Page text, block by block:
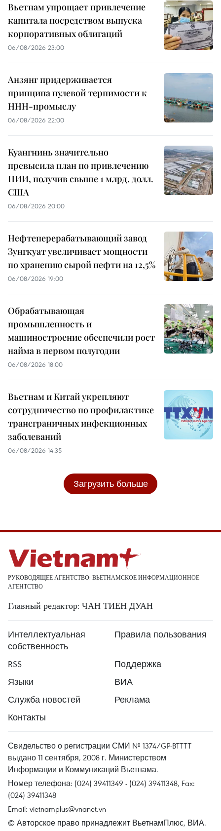
Вьетнам упрощает привлечение
капитала посредством выпуска
корпоративных облигаций
06/08/2026 23:00
Анзянг придерживается
принципа нулевой терпимости к
ННН-промыслу
06/08/2026 22:00
Куангнинь значительно
превысила план по привлечению
ПИИ, получив свыше 1 млрд. долл.
США
06/08/2026 20:00
Нефтеперерабатывающий завод
Зунгкуат увеличивает мощности
по хранению сырой нефти на 12,5%
06/08/2026 19:00
Обрабатывающая
промышленность и
машиностроение обеспечили рост
найма в первом полугодии
06/08/2026 18:00
Вьетнам и Китай укрепляют
сотрудничество по профилактике
трансграничных инфекционных
заболеваний
06/08/2026 14:35
Загрузить больше
РУКОВОДЯЩЕЕ АГЕНТСТВО: ВЬЕТНАМСКОЕ ИНФОРМАЦИОННОЕ
АГЕНТСТВО
Главный редактор: ЧАН ТИЕН ДУАН
Интеллектуальная
собственность
Правила пользования
RSS
Поддержка
Языки
ВИА
Служба новостей
Реклама
Контакты
Свидельство о регистрации СМИ № 1374/GP-BTTTT
выдано 11 сентября, 2008 г. Министерством
Информации и Коммуникаций Вьетнама.
Номер телефона: (024) 39411349 - (024) 39411348, Fax:
(024) 39411348
Email: vietnamplus@vnanet.vn
© Авторское право принадлежит ВьетнамПлюс, ВИА.